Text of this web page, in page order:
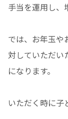
手当を運用し、
では、お年玉や
対していただい
になります。
いただく時に子